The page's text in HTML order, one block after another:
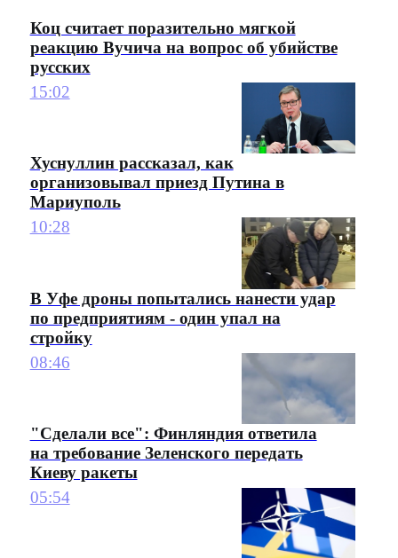
Коц считает поразительно мягкой
реакцию Вучича на вопрос об убийстве
русских
15:02
Хуснуллин рассказал, как
организовывал приезд Путина в
Мариуполь
10:28
В Уфе дроны попытались нанести удар
по предприятиям - один упал на
стройку
08:46
"Сделали все": Финляндия ответила
на требование Зеленского передать
Киеву ракеты
05:54